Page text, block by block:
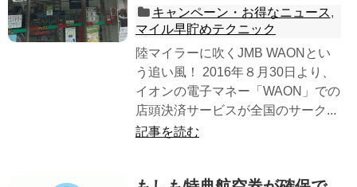
キャンペーン・お得なニュース,
マイル早貯めテクニック
陸マイラーに吹くJMB WAONとい
う追い風！ 2016年８月30日より、
イオンの電子マネー「WAON」での
店頭決済サービスが全国のサーク...
記事を読む